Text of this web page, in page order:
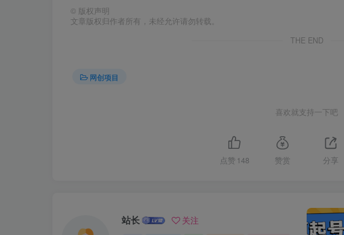
© 版权声明
文章版权归作者所有，未经允许请勿转载。
THE END
网创项目
喜欢就支持一下吧
点赞 148 赞赏 分享
站长 关注